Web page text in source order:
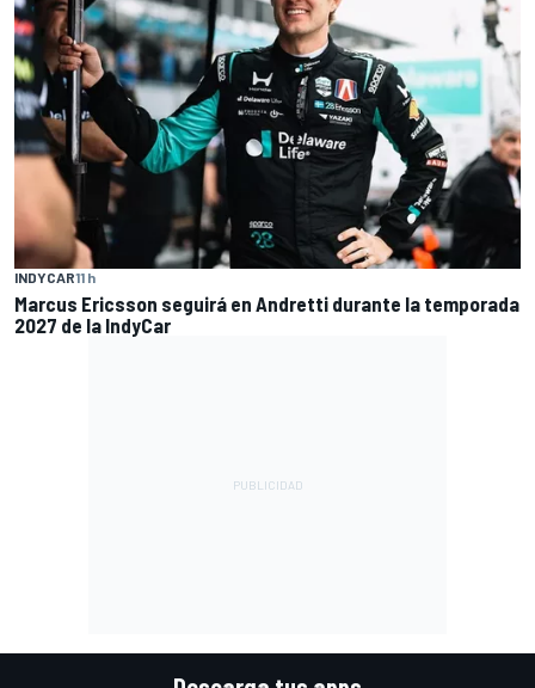
INDYCAR11 h
Marcus Ericsson seguirá en Andretti durante la temporada
2027 de la IndyCar